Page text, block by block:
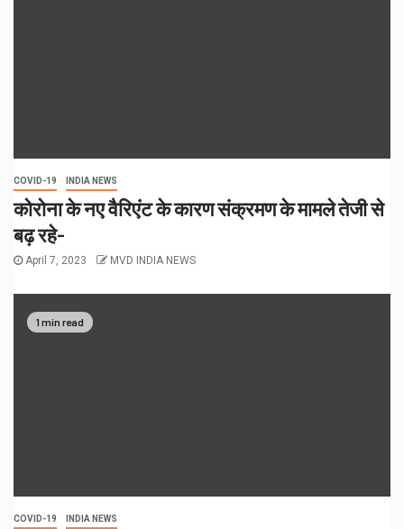
COVID-19 INDIA NEWS
कोरोना के नए वैरिएंट के कारण संक्रमण के मामले तेजी से
बढ़ रहे-
April 7, 2023 MVD INDIA NEWS
1 min read
COVID-19 INDIA NEWS